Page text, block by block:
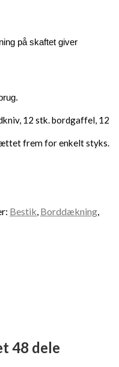
på skaftet giver
12 stk. bordgaffel, 12
frem for enkelt styks.
Bestik, Borddækning,
48 dele